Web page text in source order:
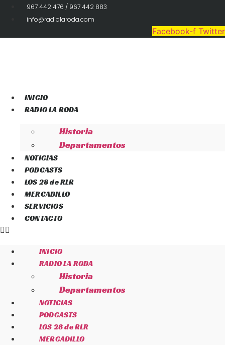
967 442 476 / 967 442 883
info@radiolaroda.com
Facebook-f Twitter
INICIO
RADIO LA RODA
Historia
Departamentos
NOTICIAS
PODCASTS
LOS 28 de RLR
MERCADILLO
SERVICIOS
CONTACTO
INICIO
RADIO LA RODA
Historia
Departamentos
NOTICIAS
PODCASTS
LOS 28 de RLR
MERCADILLO